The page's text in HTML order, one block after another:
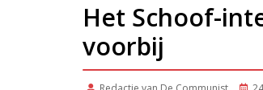
Het Schoof-
voorbij